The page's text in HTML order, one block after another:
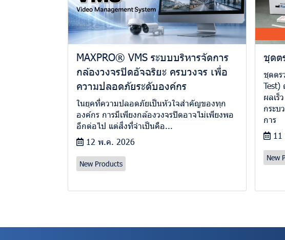
MAXPRO® VMS ระบบบริหารจัดการ
กล้องวงจรปิดอัจฉริยะ ครบวงจร เพื่อ
ความปลอดภัยระดับองค์กร
ในยุคที่ความปลอดภัยเป็นหัวใจสำคัญของทุก
องค์กร การมีเพียงกล้องวงจรปิดอาจไม่เพียงพอ
อีกต่อไป แต่สิ่งที่จำเป็นคือ...
12 พ.ค. 2026
New Products
ชุดต
ชุดตร
Test)
ผลเร็
กระบ
การ
New